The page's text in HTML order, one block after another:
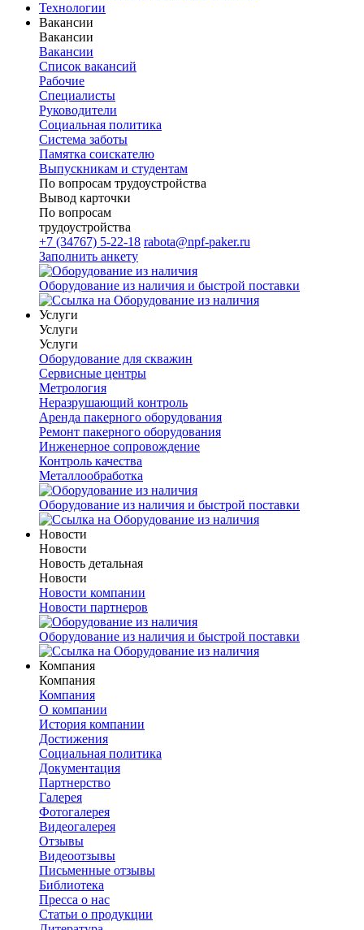
Технологии
Вакансии
Вакансии
Вакансии
Список вакансий
Рабочие
Специалисты
Руководители
Cоциальная политика
Система заботы
Памятка соискателю
Выпускникам и студентам
По вопросам трудоустройства
Вывод карточки
По вопросам
трудоустройства
+7 (34767) 5-22-18 rabota@npf-paker.ru
Заполнить анкету
Оборудование из наличия и быстрой поставки
Услуги
Услуги
Услуги
Оборудование для скважин
Сервисные центры
Метрология
Неразрушающий контроль
Аренда пакерного оборудования
Ремонт пакерного оборудования
Инженерное сопровождение
Контроль качества
Металлообработка
Оборудование из наличия и быстрой поставки
Новости
Новости
Новость детальная
Новости
Новости компании
Новости партнеров
Оборудование из наличия и быстрой поставки
Компания
Компания
Компания
О компании
История компании
Достижения
Социальная политика
Документация
Партнерство
Галерея
Фотогалерея
Видеогалерея
Отзывы
Видеоотзывы
Письменные отзывы
Библиотека
Пресса о нас
Статьи о продукции